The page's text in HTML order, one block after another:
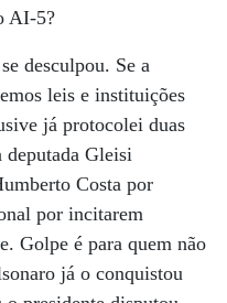
AI-5?
desculpou. Se a
leis e instituições
já protocolei duas
deputada Gleisi
Costa por
por incitarem
Golpe é para quem não
já o conquistou